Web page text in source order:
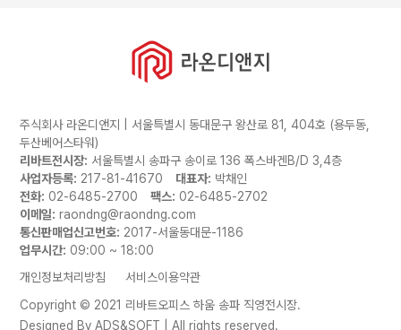
주식회사 라온디앤지 | 서울특별시 동대문구 왕산로 81, 404호 (용두동,
두산베어스타워)
리바트전시장: 서울특별시 송파구 송이로 136 폭스바겐B/D 3,4층
사업자등록: 217-81-41670 대표자: 박채인
전화: 02-6485-2700 팩스: 02-6485-2702
이메일: raondng@raondng.com
통신판매업신고번호: 2017-서울동대문-1186
업무시간: 09:00 ~ 18:00
개인정보처리방침
서비스이용약관
Copyright © 2021 리바트오피스 하움 송파 직영전시장.
Designed ByADS&SOFT | All rights reserved.